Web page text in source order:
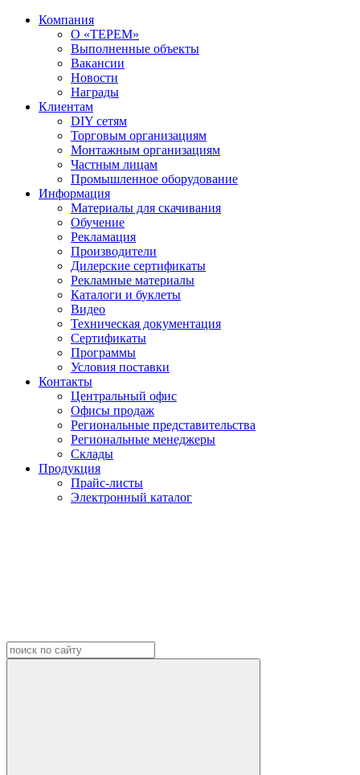
Компания
О «ТЕРЕМ»
Выполненные объекты
Вакансии
Новости
Награды
Клиентам
DIY сетям
Торговым организациям
Монтажным организациям
Частным лицам
Промышленное оборудование
Информация
Материалы для скачивания
Обучение
Рекламация
Производители
Дилерские сертификаты
Рекламные материалы
Каталоги и буклеты
Видео
Техническая документация
Сертификаты
Программы
Условия поставки
Контакты
Центральный офис
Офисы продаж
Региональные представительства
Региональные менеджеры
Склады
Продукция
Прайс-листы
Электронный каталог